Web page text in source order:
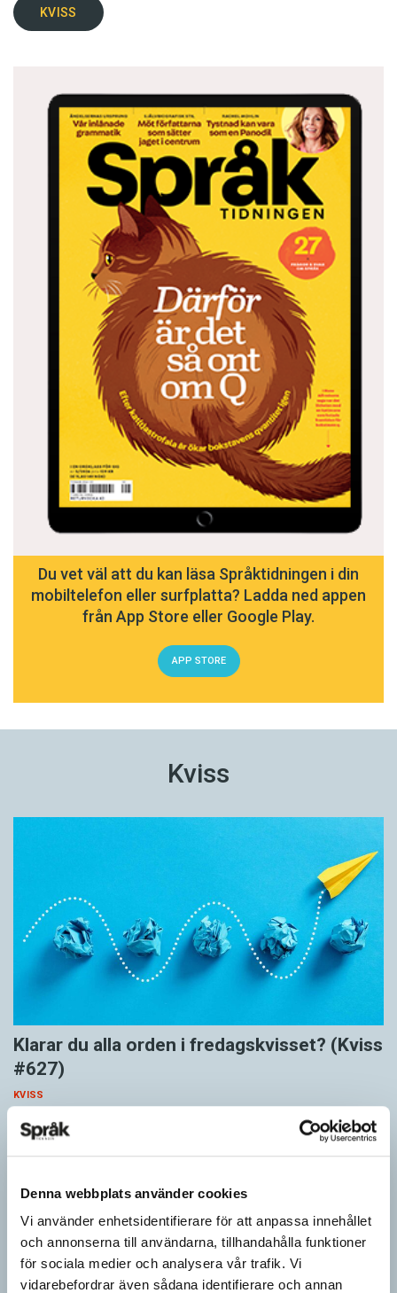
Denna webbplats använder cookies
Vi använder enhetsidentifierare för att anpassa innehållet
och annonserna till användarna, tillhandahålla funktioner
för sociala medier och analysera vår trafik. Vi
vidarebefordrar även sådana identifierare och annan
KVISS
Du vet väl att du kan läsa Språktidningen i din
mobiltelefon eller surfplatta? Ladda ned appen
från App Store eller Google Play.
APP STORE
Kviss
Klarar du alla orden i fredagskvisset? (Kviss
#627)
KVISS
Vet du vad dom här tolv orden betyder? Dom korrekta svaren är
hämtade ur Svenska Akademiens ordlista.